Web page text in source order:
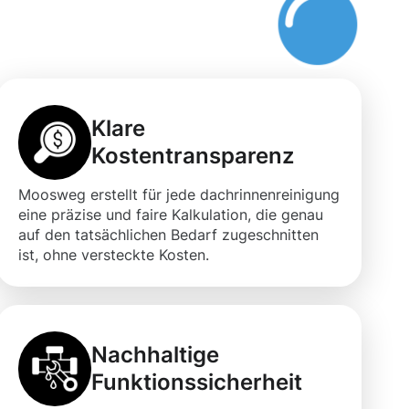
Klare
Kostentransparenz
Moosweg erstellt für jede dachrinnenreinigung
eine präzise und faire Kalkulation, die genau
auf den tatsächlichen Bedarf zugeschnitten
ist, ohne versteckte Kosten.
Nachhaltige
Funktionssicherheit